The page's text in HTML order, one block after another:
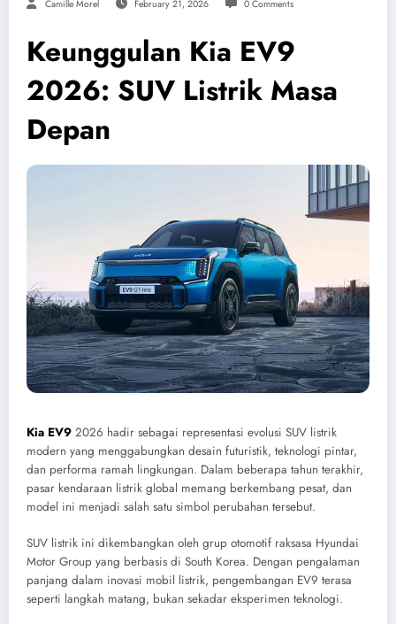
Camille Morel February 21, 2026 0 Comments
Keunggulan Kia EV9
2026: SUV Listrik Masa
Depan
Kia EV9 2026 hadir sebagai representasi evolusi SUV listrik
modern yang menggabungkan desain futuristik, teknologi pintar,
dan performa ramah lingkungan. Dalam beberapa tahun terakhir,
pasar kendaraan listrik global memang berkembang pesat, dan
model ini menjadi salah satu simbol perubahan tersebut.
SUV listrik ini dikembangkan oleh grup otomotif raksasa Hyundai
Motor Group yang berbasis di South Korea. Dengan pengalaman
panjang dalam inovasi mobil listrik, pengembangan EV9 terasa
seperti langkah matang, bukan sekadar eksperimen teknologi.